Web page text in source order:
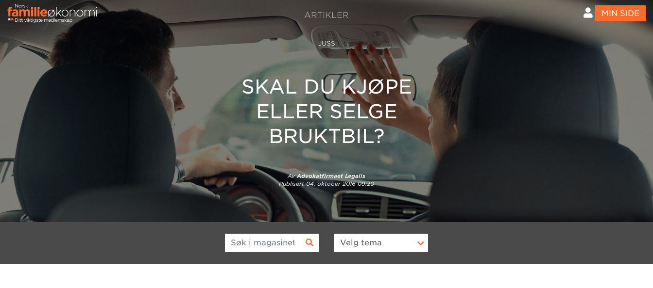
ARTIKLER MIN SIDE
JUSS
SKAL DU KJØPE
ELLER SELGE
BRUKTBIL?
AvAdvokatfirmaet Legalis
Publisert04. oktober 2016 09:20
Søk i magasinet Velg tema